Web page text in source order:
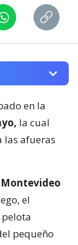
en la
la cual
las afueras
el
pequeño